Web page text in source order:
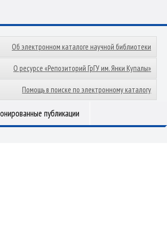
Об электронном каталоге научной библиотеки
О ресурсе «Репозиторий ГрГУ им. Янки Купалы»
Помощь в поиске по электронному каталогу
публикации